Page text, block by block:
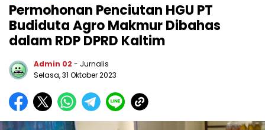
Permohonan Penciutan HGU PT
Budiduta Agro Makmur Dibahas
dalam RDP DPRD Kaltim
Admin 02 - Jurnalis
Selasa, 31 Oktober 2023